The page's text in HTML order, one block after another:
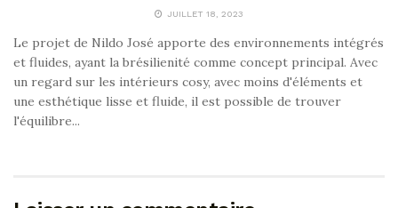
JUILLET 18, 2023
Le projet de Nildo José apporte des environnements intégrés
et fluides, ayant la brésilienité comme concept principal. Avec
un regard sur les intérieurs cosy, avec moins d'éléments et
une esthétique lisse et fluide, il est possible de trouver
l'équilibre...